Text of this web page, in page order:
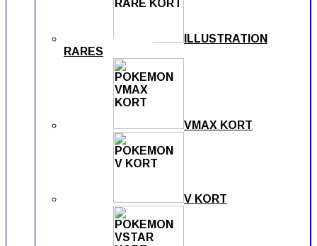
ILLUSTRATION
RARES
VMAX KORT
V KORT